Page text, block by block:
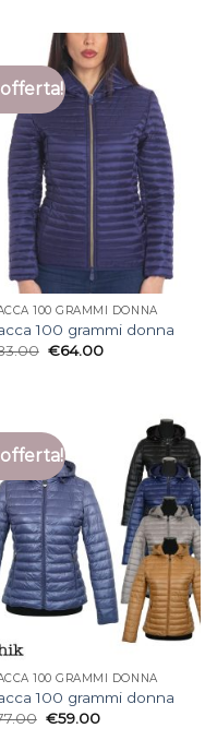
100 GRAMMI DONNA
100 grammi donna
€64.00
offerta!
100 GRAMMI DONNA
100 grammi donna
€59.00